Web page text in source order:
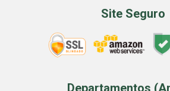
Site Seguro
Departamentos